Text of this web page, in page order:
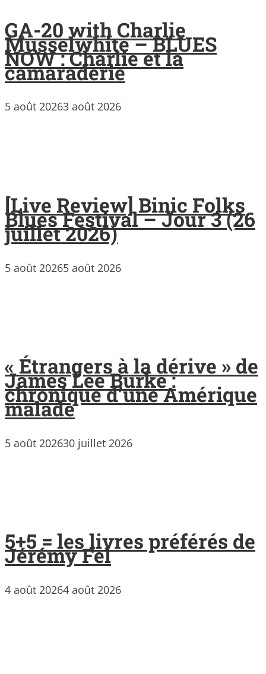
GA-20 with Charlie
Musselwhite – BLUES
NOW : Charlie et la
camaraderie
5 août 20263 août 2026
[Live Review] Binic Folks
Blues Festival – Jour 3 (26
juillet 2026)
5 août 20265 août 2026
« Étrangers à la dérive » de
James Lee Burke :
chronique d’une Amérique
malade
5 août 202630 juillet 2026
5+5 = les livres préférés de
Jérémy Fel
4 août 20264 août 2026